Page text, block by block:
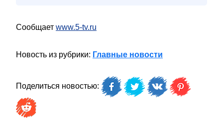
Сообщает www.5-tv.ru
Новость из рубрики: Главные новости
Поделиться новостью: